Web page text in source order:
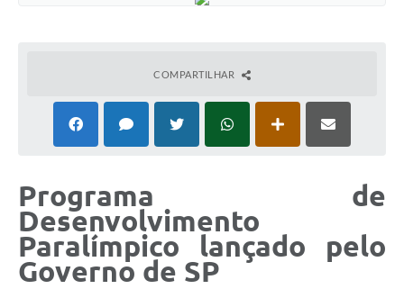
COMPARTILHAR
Programa de
Desenvolvimento
Paralímpico lançado pelo
Governo de SP